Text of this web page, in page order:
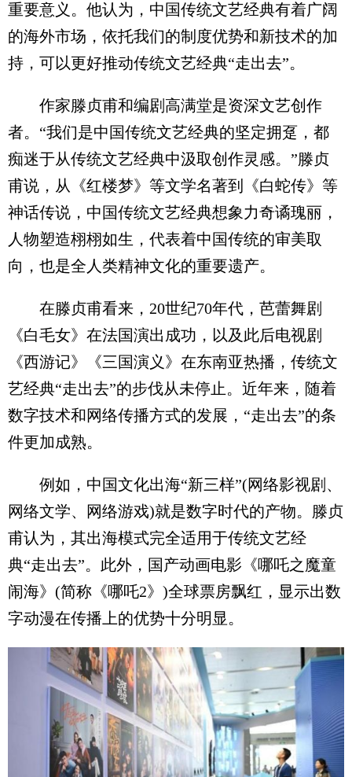
重要意义。他认为，中国传统文艺经典有着广阔
的海外市场，依托我们的制度优势和新技术的加
持，可以更好推动传统文艺经典“走出去”。
作家滕贞甫和编剧高满堂是资深文艺创作
者。“我们是中国传统文艺经典的坚定拥趸，都
痴迷于从传统文艺经典中汲取创作灵感。”滕贞
甫说，从《红楼梦》等文学名著到《白蛇传》等
神话传说，中国传统文艺经典想象力奇谲瑰丽，
人物塑造栩栩如生，代表着中国传统的审美取
向，也是全人类精神文化的重要遗产。
在滕贞甫看来，20世纪70年代，芭蕾舞剧
《白毛女》在法国演出成功，以及此后电视剧
《西游记》《三国演义》在东南亚热播，传统文
艺经典“走出去”的步伐从未停止。近年来，随着
数字技术和网络传播方式的发展，“走出去”的条
件更加成熟。
例如，中国文化出海“新三样”(网络影视剧、
网络文学、网络游戏)就是数字时代的产物。滕贞
甫认为，其出海模式完全适用于传统文艺经
典“走出去”。此外，国产动画电影《哪吒之魔童
闹海》(简称《哪吒2》)全球票房飘红，显示出数
字动漫在传播上的优势十分明显。